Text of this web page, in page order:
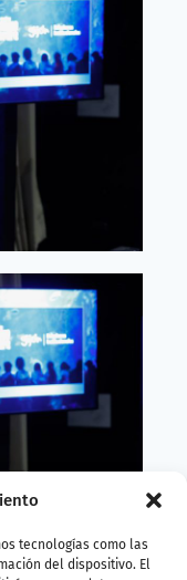
tecnologías como las
del dispositivo. El